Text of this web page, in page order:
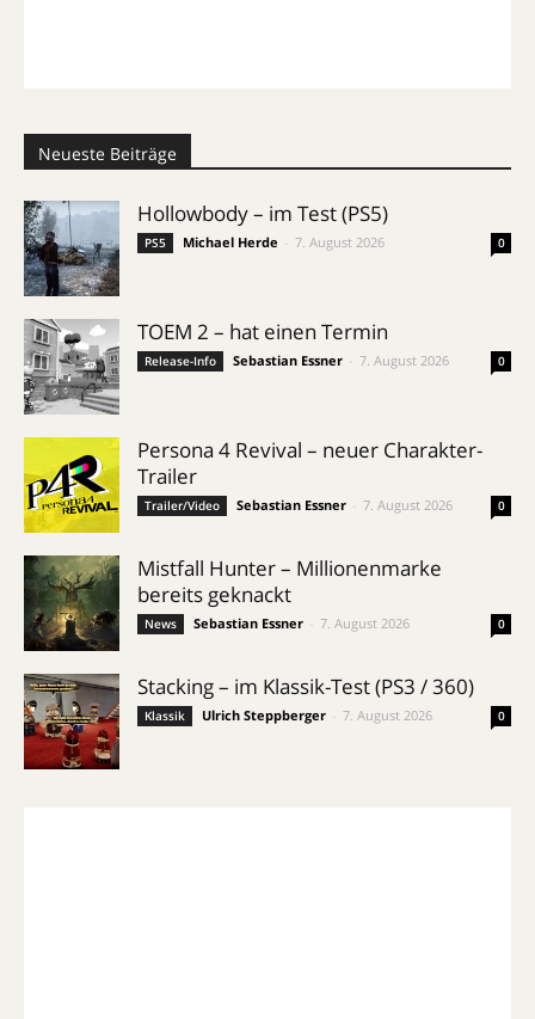
Neueste Beiträge
Hollowbody – im Test (PS5)
PS5 Michael Herde 7. August 2026 0
TOEM 2 – hat einen Termin
Release-Info Sebastian Essner 7. August 2026 0
Persona 4 Revival – neuer Charakter-
Trailer
Trailer/Video Sebastian Essner 7. August 2026 0
Mistfall Hunter – Millionenmarke
bereits geknackt
News Sebastian Essner 7. August 2026 0
Stacking – im Klassik-Test (PS3 / 360)
Klassik Ulrich Steppberger 7. August 2026 0